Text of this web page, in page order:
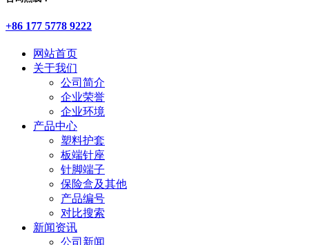
+86 177 5778 9222
网站首页
关于我们
公司简介
企业荣誉
企业环境
产品中心
塑料护套
板端针座
针脚端子
保险盒及其他
产品编号
对比搜索
新闻资讯
公司新闻